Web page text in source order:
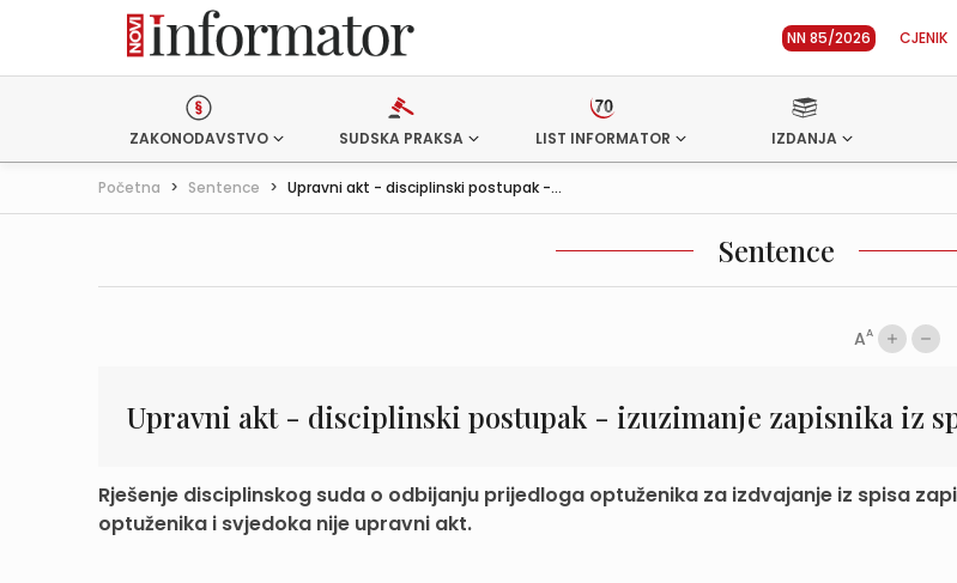
NN 85/2026 CJENIK
ZAKONODAVSTVO SUDSKA PRAKSA LIST INFORMATOR IZDANJA
Početna > Sentence > Upravni akt - disciplinski postupak -...
Sentence
AA
Upravni akt - disciplinski postupak - izuzimanje zapisnika iz
Rješenje disciplinskog suda o odbijanju prijedloga optuženika za izdvajanje iz spisa
optuženika i svjedoka nije upravni akt.